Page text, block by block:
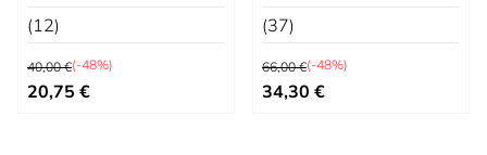
(12)
Prix normal
40,00 €(-48%)
Prix spécial
20,75 €
(37)
Prix normal
66,00 €(-48%)
Prix spécial
34,30 €